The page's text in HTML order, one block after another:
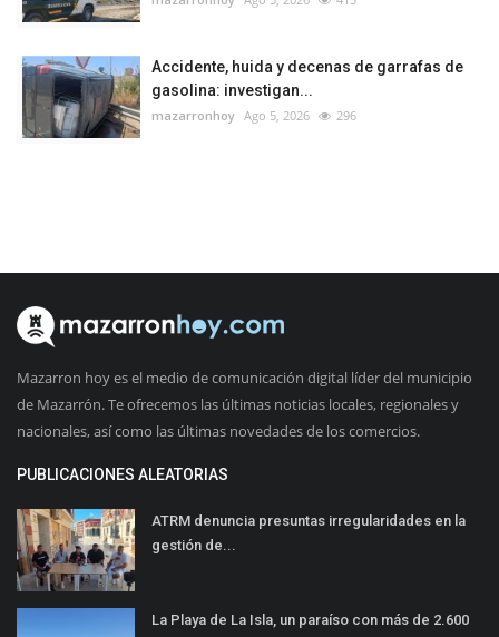
Accidente, huida y decenas de garrafas de
gasolina: investigan...
mazarronhoy Ago 5, 2026 296
Mazarron hoy es el medio de comunicación digital líder del municipio
de Mazarrón. Te ofrecemos las últimas noticias locales, regionales y
nacionales, así como las últimas novedades de los comercios.
PUBLICACIONES ALEATORIAS
ATRM denuncia presuntas irregularidades en la
gestión de...
La Playa de La Isla, un paraíso con más de 2.600